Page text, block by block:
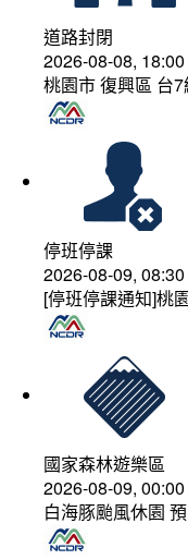
道路封閉
2026-08-08,
桃園市 復興區 台
停班停課
2026-08-09,
[停班停課通知]桃
國家森林遊樂區
2026-08-09,
白海豚颱風休園